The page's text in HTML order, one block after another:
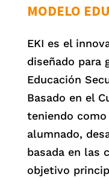
MODELO
EKI es el
diseñado para
Educación
Basado en el
teniendo
alumnado,
basada en las
objetivo